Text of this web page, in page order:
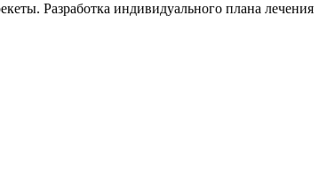
Разработка индивидуального плана лечения